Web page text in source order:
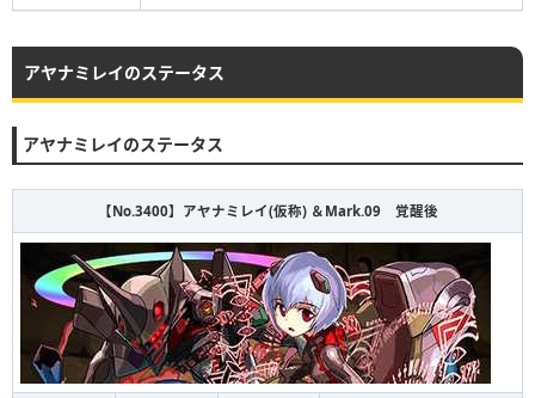
アヤナミレイのステータス
アヤナミレイのステータス
【No.3400】アヤナミレイ(仮称) ＆Mark.09 覚醒後